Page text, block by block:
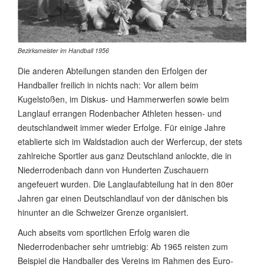
Bezirksmeister im Handball 1956
Die anderen Abteilungen standen den Erfolgen der
Handballer freilich in nichts nach: Vor allem beim
Kugelstoßen, im Diskus- und Hammerwerfen sowie beim
Langlauf errangen Rodenbacher Athleten hessen- und
deutschlandweit immer wieder Erfolge. Für einige Jahre
etablierte sich im Waldstadion auch der Werfercup, der stets
zahlreiche Sportler aus ganz Deutschland anlockte, die in
Niederrodenbach dann von Hunderten Zuschauern
angefeuert wurden. Die Langlaufabteilung hat in den 80er
Jahren gar einen Deutschlandlauf von der dänischen bis
hinunter an die Schweizer Grenze organisiert.
Auch abseits vom sportlichen Erfolg waren die
Niederrodenbacher sehr umtriebig: Ab 1965 reisten zum
Beispiel die Handballer des Vereins im Rahmen des Euro-